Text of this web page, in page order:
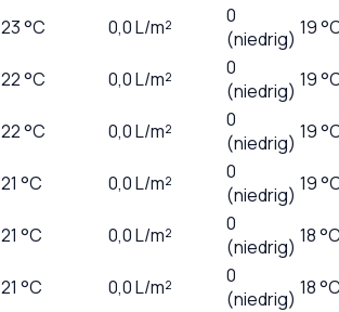
23°C 0,0L/m²
0
(niedrig) 19
22°C 0,0L/m²
0
(niedrig) 19
22°C 0,0L/m²
0
(niedrig) 19
21 °C 0,0L/m²
0
(niedrig) 19
21 °C 0,0L/m²
0
(niedrig) 18
21 °C 0,0L/m²
0
(niedrig) 18